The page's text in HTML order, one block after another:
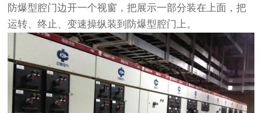
防爆型腔门边开一个视窗，把展示一部分装在上面，把
运转、终止、变速操纵装到防爆型腔门上。